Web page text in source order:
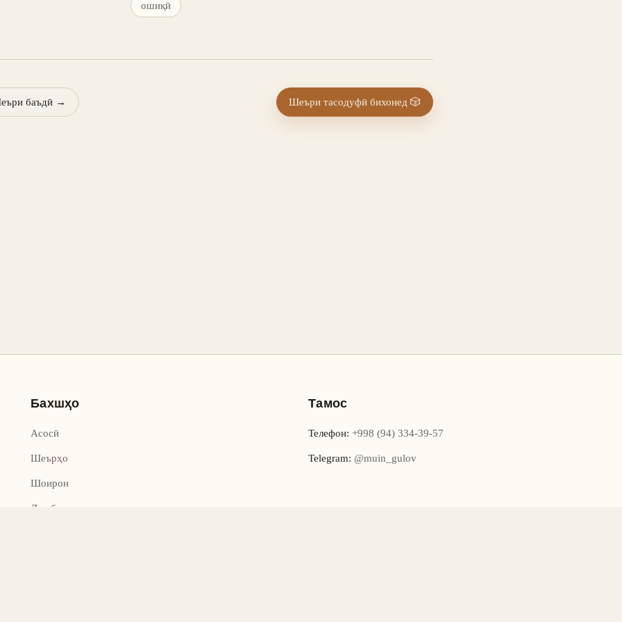
ошиқӣ
баъдӣ → Шеъри тасодуфӣ бихонед 🎲
Бахшҳо
Асосӣ
Шеърҳо
Шоирон
Дар бораи лоиҳа
Тамос
Телефон: +998 (94) 334-39-57
Telegram: @muin_gulov